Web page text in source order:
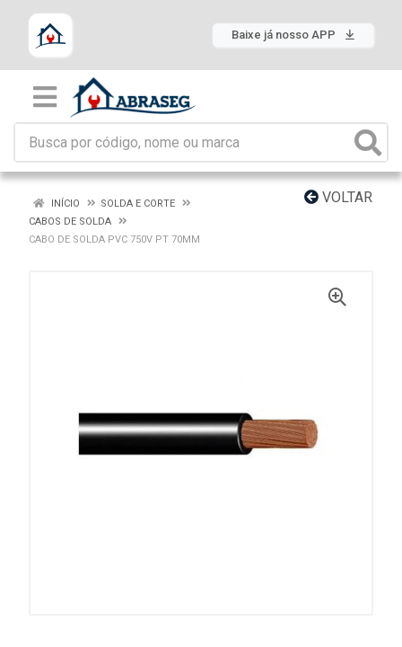
Baixe já nosso APP
VOLTAR
INÍCIO
SOLDA E CORTE
CABOS DE SOLDA
CABO DE SOLDA PVC 750V PT 70MM